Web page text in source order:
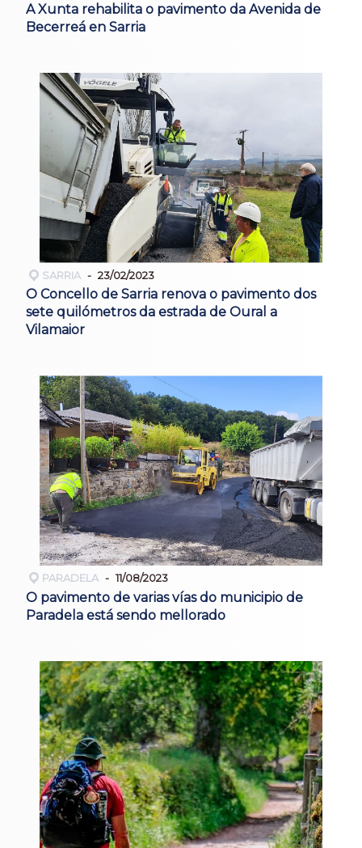
A Xunta rehabilita o pavimento da Avenida de
Becerreá en Sarria
SARRIA 23/02/2023
O Concello de Sarria renova o pavimento dos
sete quilómetros da estrada de Oural a
Vilamaior
PARADELA 11/08/2023
O pavimento de varias vías do municipio de
Paradela está sendo mellorado